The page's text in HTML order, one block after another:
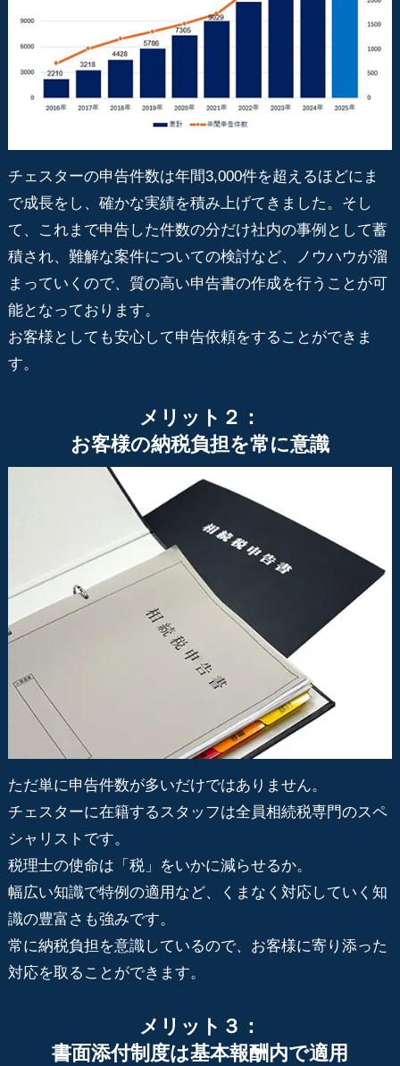
チェスターの申告件数は年間3,000件を超えるほどにま
で成長をし、確かな実績を積み上げてきました。そし
て、これまで申告した件数の分だけ社内の事例として蓄
積され、難解な案件についての検討など、ノウハウが溜
まっていくので、質の高い申告書の作成を行うことが可
能となっております。
お客様としても安心して申告依頼をすることができま
す。
メリット２：
お客様の納税負担を常に意識
ただ単に申告件数が多いだけではありません。
チェスターに在籍するスタッフは全員相続税専門のスペ
シャリストです。
税理士の使命は「税」をいかに減らせるか。
幅広い知識で特例の適用など、くまなく対応していく知
識の豊富さも強みです。
常に納税負担を意識しているので、お客様に寄り添った
対応を取ることができます。
メリット３：
書面添付制度は基本報酬内で適用